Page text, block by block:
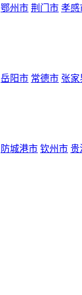
鄂州市 荆门市 孝感
岳阳市 常德市 张家
防城港市 钦州市 贵